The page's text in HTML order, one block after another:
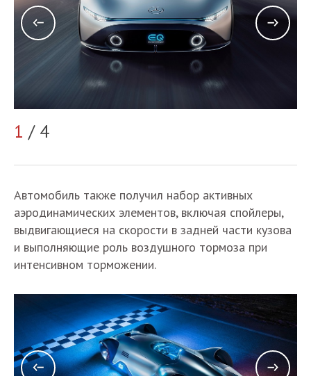
1 / 4
Автомобиль также получил набор активных
аэродинамических элементов, включая спойлеры,
выдвигающиеся на скорости в задней части кузова
и выполняющие роль воздушного тормоза при
интенсивном торможении.